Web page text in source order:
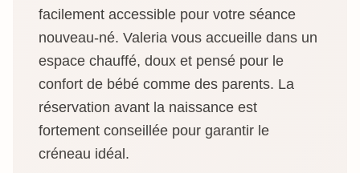
facilement accessible pour votre séance
nouveau-né. Valeria vous accueille dans un
espace chauffé, doux et pensé pour le
confort de bébé comme des parents. La
réservation avant la naissance est
fortement conseillée pour garantir le
créneau idéal.